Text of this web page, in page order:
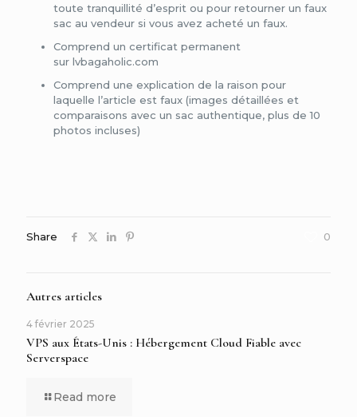
toute tranquillité d’esprit ou pour retourner un faux
sac au vendeur si vous avez acheté un faux.
Comprend un certificat permanent
sur lvbagaholic.com
Comprend une explication de la raison pour
laquelle l’article est faux (images détaillées et
comparaisons avec un sac authentique, plus de 10
photos incluses)
Share 0
Autres articles
4 février 2025
VPS aux États-Unis : Hébergement Cloud Fiable avec
Serverspace
Read more